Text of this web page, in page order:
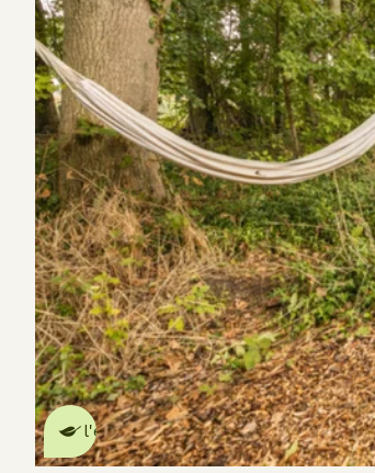
Cette Maison Nature fait de
l'effeten savoir plus